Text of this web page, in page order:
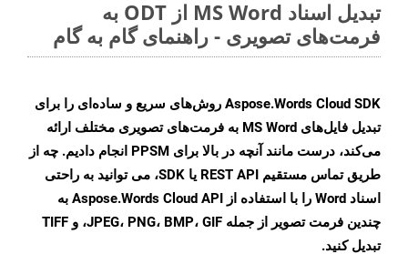
تبدیل اسناد MS Word از ODT به
فرمت‌های تصویری - راهنمای گام به گام
Aspose.Words Cloud SDK روش‌های سریع و ساده‌ای را برای
تبدیل فایل‌های MS Word به فرمت‌های تصویری مختلف ارائه
می‌کند، درست مانند آنچه در بالا برای PPSM انجام دادیم. چه از
طریق تماس مستقیم REST API یا SDK، می توانید به راحتی
اسناد Word را با استفاده از Aspose.Words Cloud API به
چندین فرمت تصویر از جمله JPEG، PNG، BMP، GIF، و TIFF
تبدیل کنید.